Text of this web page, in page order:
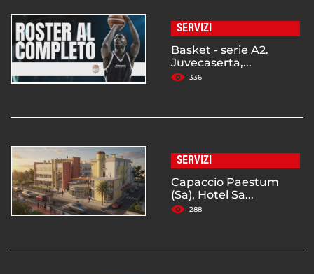
SERVIZI
Basket - serie A2.
Juvecaserta,...
336
SERVIZI
Capaccio Paestum
(Sa), Hotel Sa...
288